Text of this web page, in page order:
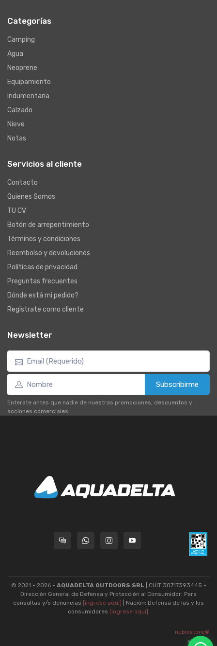
Categorías
Camping
Agua
Neoprene
Equipamiento
Indumentaria
Calzado
Nieve
Notas
Servicios al cliente
Contacto
Quienes Somos
TU CV
Botón de arrepentimiento
Términos y condiciones
Reembolso y devoluciones
Políticas de privacidad
Preguntas frecuentes
Dónde está mi pedido?
Registrate como cliente
Newsletter
Subscribirme
Enterate antes que nadie de nuestras promociones, descuentos y
acciones comerciales.
© 2021 - 2026 - AQUADELTA OUTDOORS SRL | CUIT 30717393445 -
Dirección General de Defensa y Protección al Consumidor: Para
consultas y/o denuncias [ingrese aquí]
| Nación: Defensa de las y los
consumidores [ingrese aquí] .
nubixstore®
v13.08.1